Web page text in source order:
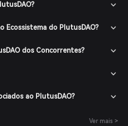
Ecossistema do PlutusDAO?
dos Concorrentes?
ao PlutusDAO?
Ver mais >